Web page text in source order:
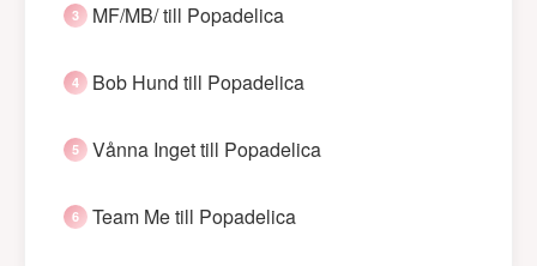
MF/MB/ till Popadelica
Bob Hund till Popadelica
Vånna Inget till Popadelica
Team Me till Popadelica